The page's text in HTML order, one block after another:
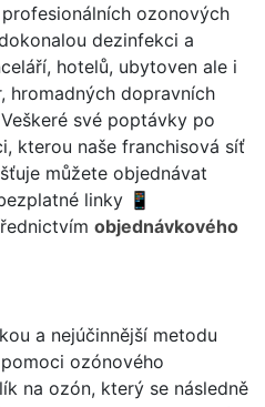
profesionálních ozonových
dezinfekci a
hotelů, ubytoven ale i
hromadných dopravních
své poptávky po
kterou naše franchisová síť
můžete objednávat
linky
objednávkového
a nejúčinnější metodu
ozónového
na ozón, který se následně